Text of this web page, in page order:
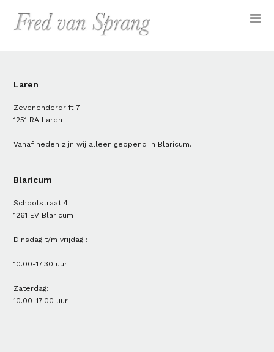
Laren
Zevenenderdrift 7
1251 RA Laren
Vanaf heden zijn wij alleen geopend in Blaricum.
Blaricum
Schoolstraat 4
1261 EV Blaricum
Dinsdag t/m vrijdag :
10.00-17.30 uur
Zaterdag:
10.00-17.00 uur